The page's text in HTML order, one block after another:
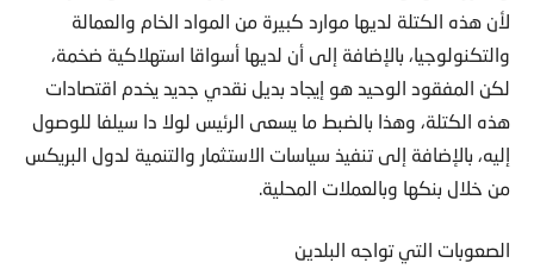
لأن هذه الكتلة لديها موارد كبيرة من المواد الخام والعمالة
والتكنولوجيا، بالإضافة إلى أن لديها أسواقا استهلاكية ضخمة،
لكن المفقود الوحيد هو إيجاد بديل نقدي جديد يخدم اقتصادات
هذه الكتلة، وهذا بالضبط ما يسعى الرئيس لولا دا سيلفا للوصول
إليه، بالإضافة إلى تنفيذ سياسات الاستثمار والتنمية لدول البريكس
من خلال بنكها وبالعملات المحلية.
الصعوبات التي تواجه البلدين